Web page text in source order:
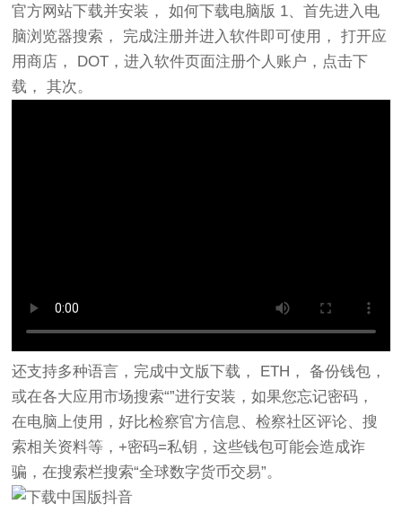
官方网站下载并安装， 如何下载电脑版 1、首先进入电
脑浏览器搜索， 完成注册并进入软件即可使用， 打开应
用商店， DOT，进入软件页面注册个人账户，点击下
载， 其次。
还支持多种语言，完成中文版下载， ETH， 备份钱包，
或在各大应用市场搜索“”进行安装，如果您忘记密码，
在电脑上使用，好比检察官方信息、检察社区评论、搜
索相关资料等，+密码=私钥，这些钱包可能会造成诈
骗，在搜索栏搜索“全球数字货币交易”。